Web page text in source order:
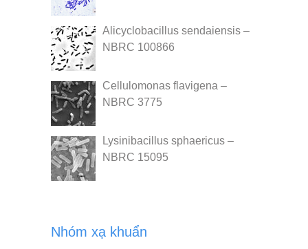
Alicyclobacillus sendaiensis –
NBRC 100866
Cellulomonas flavigena –
NBRC 3775
Lysinibacillus sphaericus –
NBRC 15095
Nhóm xạ khuẩn